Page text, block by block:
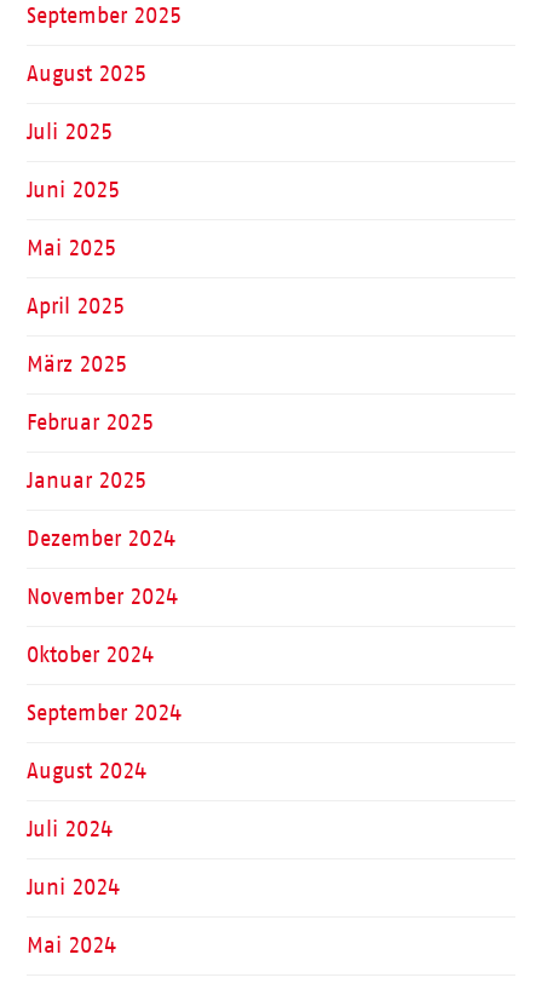
September 2025
August 2025
Juli 2025
Juni 2025
Mai 2025
April 2025
März 2025
Februar 2025
Januar 2025
Dezember 2024
November 2024
Oktober 2024
September 2024
August 2024
Juli 2024
Juni 2024
Mai 2024